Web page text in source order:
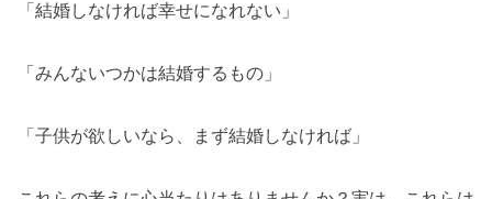
「結婚しなければ幸せになれない」
「みんないつかは結婚するもの」
「子供が欲しいなら、まず結婚しなければ」